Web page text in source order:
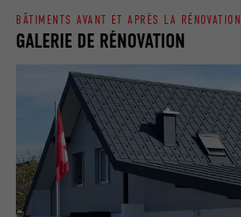
GALERIE DE RÉNOVATION
BÂTIMENTS AVANT ET APRÈS LA RÉNOVATION
UTILITÉ
Est placé afin de tester
autorise l'utilisation de
contient aucun
FOURNISSEUR LinkedIn
EXPIRATION
UTILITÉ
Utilisé par LinkedIn
Internet contient une
nous » intégrée.